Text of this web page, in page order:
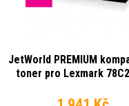
JetWorld PREMIUM
toner pro Lexmark